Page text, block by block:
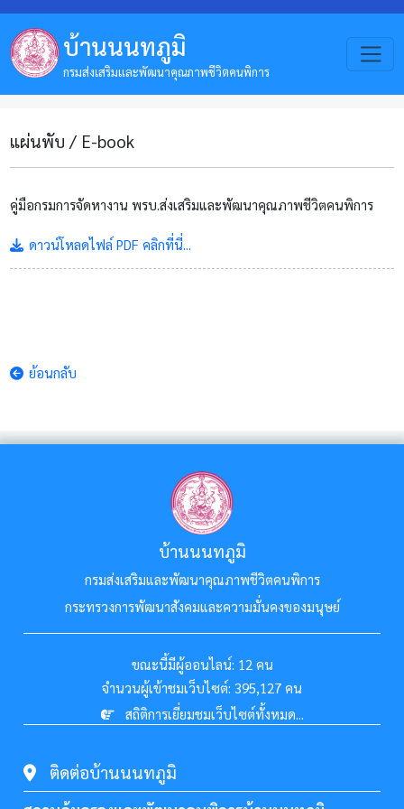
บ้านนนทภูมิ
กรมส่งเสริมและพัฒนาคุณภาพชีวิตคนพิการ
แผ่นพับ / E-book
คู่มือกรมการจัดหางาน พรบ.ส่งเสริมและพัฒนาคุณภาพชีวิตคนพิการ
ดาวน์โหลดไฟล์ PDF คลิกที่นี่...
ย้อนกลับ
บ้านนนทภูมิ
กรมส่งเสริมและพัฒนาคุณภาพชีวิตคนพิการ
กระทรวงการพัฒนาสังคมและความมั่นคงของมนุษย์
ขณะนี้มีผู้ออนไลน์: 12 คน
จำนวนผู้เข้าชมเว็บไซต์: 395,127 คน
สถิติการเยี่ยมชมเว็บไซต์ทั้งหมด...
ติดต่อบ้านนนทภูมิ